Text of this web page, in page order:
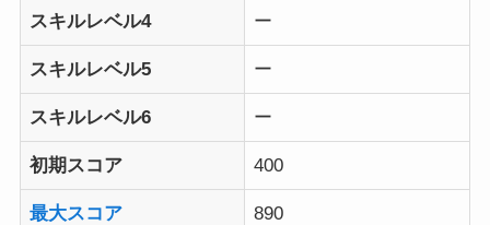
スキルレベル4 ー
スキルレベル5 ー
スキルレベル6 ー
初期スコア 400
最大スコア 890